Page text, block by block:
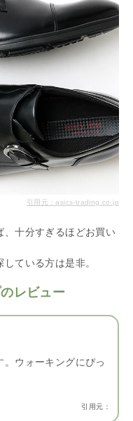
引用元：asics-trading.co.jp
十分すぎるほどお買い
ている方は是非。
レビュー
ウォーキングにぴっ
引用元：